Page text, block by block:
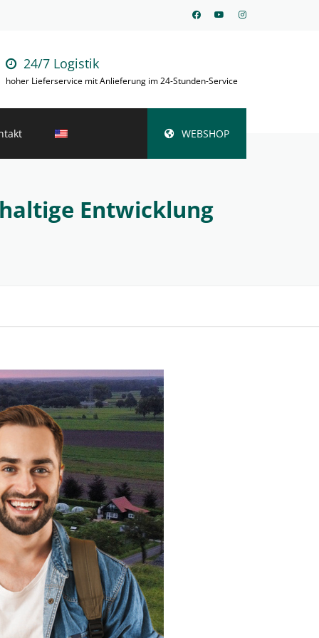
24/7 Logistik
hoher Lieferservice mit Anlieferung im 24-Stunden-Service
WEBSHOP
Entwicklung